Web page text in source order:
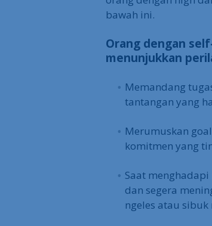
bawah ini.
Orang dengan
menunjukkan
Memandang
tantangan yang
Merumuskan
komitmen yang
Saat
dan segera
ngeles atau